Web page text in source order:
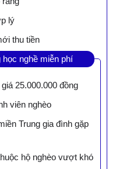
lý
thu tiền
học nghề miễn phí
25.000.000 đồng
viên nghèo
Trung gia đình gặp
hộ nghèo vượt khó